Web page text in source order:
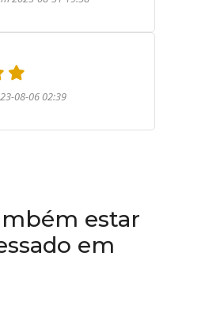
08-06 02:39
estar
em